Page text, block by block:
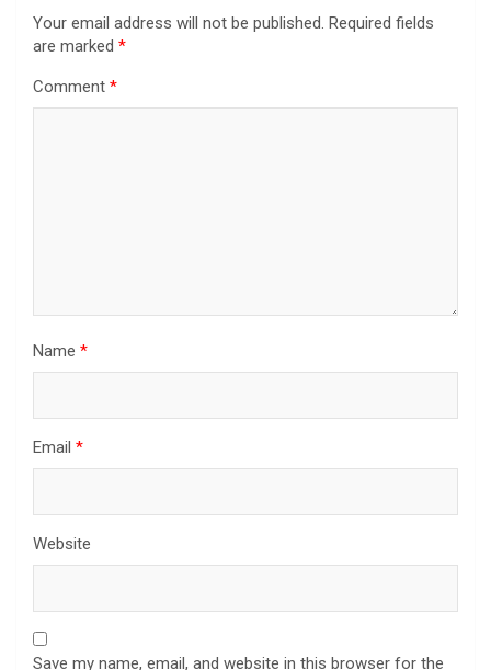
Your email address will not be published. Required fields
are marked *
Comment *
Name *
Email *
Website
Save my name, email, and website in this browser for the